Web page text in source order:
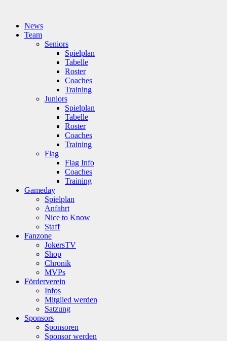
News
Team
Seniors
Spielplan
Tabelle
Roster
Coaches
Training
Juniors
Spielplan
Tabelle
Roster
Coaches
Training
Flag
Flag Info
Coaches
Training
Gameday
Spielplan
Anfahrt
Nice to Know
Staff
Fanzone
JokersTV
Shop
Chronik
MVPs
Förderverein
Infos
Mitglied werden
Satzung
Sponsors
Sponsoren
Sponsor werden